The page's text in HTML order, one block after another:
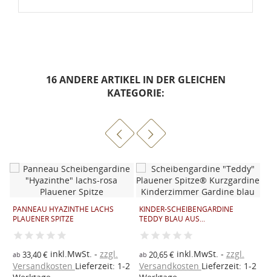
16 ANDERE ARTIKEL IN DER GLEICHEN
KATEGORIE:
PANNEAU HYAZINTHE LACHS
PLAUENER SPITZE
ab 33,40 €inkl.MwSt.
zzgl.
Versandkosten Lieferzeit: 1-2
KINDER-SCHEIBENGARDINE
TEDDY BLAU AUS...
ab 20,65 €inkl.MwSt.
zzgl.
Versandkosten Lieferzeit: 1-2